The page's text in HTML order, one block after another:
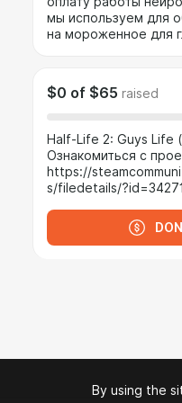
мы используем для
на мороженное для
$0 of $65 raised
Half-Life 2: Guys Life
Ознакомиться с
https://
s/filedetails/
By using the